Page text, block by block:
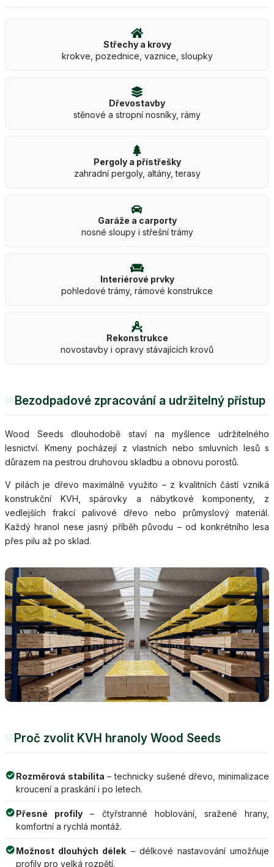
Střechy a krovy
krokve, pozednice, vaznice, sloupky
Dřevostavby
stěnové a stropní nosníky, rámy
Pergoly a přístřešky
zahradní pergoly, altány, terasy
Garáže a carporty
nosné sloupy i střešní trámy
Interiérové prvky
pohledové trámy, rámové konstrukce
Rekonstrukce
novostavby i opravy stávajících krovů
06Bezodpadové zpracování a udržitelný přístup
Wood Seeds dlouhodobě staví na myšlence udržitelného
lesnictví. Kmeny pocházejí z vlastních nebo smluvních lesů s
důrazem na pestrou druhovou skladbu a obnovu porostů.
V pilách je dřevo maximálně využito – z kvalitních částí vzniká
konstrukční KVH, spárovky a nábytkové komponenty, z
vedlejších frakcí palivové dřevo nebo průmyslový materiál.
Každý hranol nese jasný příběh původu – od konkrétního lesa
přes pilu až po sklad.
07Proč zvolit KVH hranoly Wood Seeds
Rozměrová stabilita – technicky sušené dřevo, minimalizace
kroucení a praskání i po letech.
Přesné profily – čtyřstranné hoblování, sražené hrany,
komfortní a rychlá montáž.
Možnost dlouhých délek – délkové nastavování umožňuje
profily pro velká rozpětí.